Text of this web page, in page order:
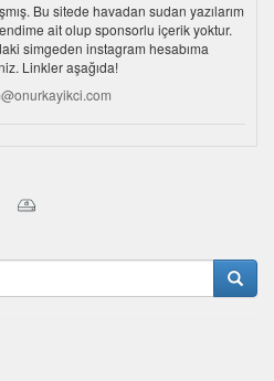
Bu sitede havadan sudan yazılarım
ait olup sponsorlu içerik yoktur.
simgeden instagram hesabıma
Linkler aşağıda!